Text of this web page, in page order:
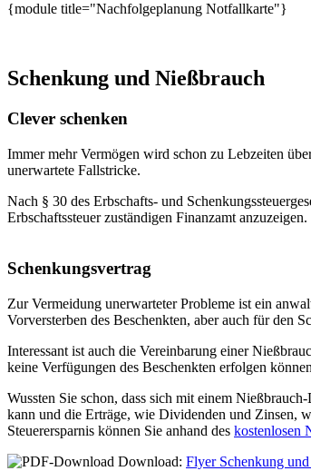
{module title="Nachfolgeplanung Notfallkarte"}
Schenkung und Nießbrauch
Clever schenken
Immer mehr Vermögen wird schon zu Lebzeiten
unerwartete Fallstricke.
Nach § 30 des Erbschafts- und
Erbschaftssteuer zuständigen Finanzamt
Schenkungsvertrag
Zur Vermeidung unerwarteter Probleme ist ein
Vorversterben des Beschenkten, aber auch für den
Interessant ist auch die Vereinbarung einer
keine Verfügungen des Beschenkten erfolgen
Wussten Sie schon, dass sich mit einem
kann und die Erträge, wie Dividenden und Zinsen,
Steuerersparnis können Sie anhand des kostenlosen
Download: Flyer Schenkung